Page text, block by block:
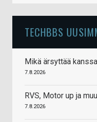
TECHBBS
Mikä ärsyttää
7.8.2026
RVS, Motor up ja
7.8.2026